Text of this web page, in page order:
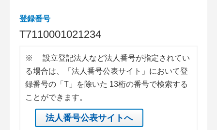
登録番号
T7110001021234
※
設立登記法人など法人番号が指定されてい
る場合は、「法人番号公表サイト」において登
録番号の「T」を除いた 13桁の番号で検索する
ことができます。
法人番号公表サイトへ